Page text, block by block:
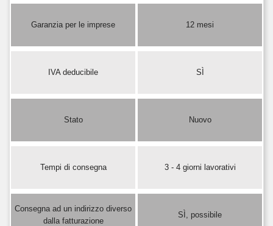
Garanzia per le imprese 12 mesi
IVA deducibile SÌ
Stato Nuovo
Tempi di consegna 3 - 4 giorni lavorativi
Consegna ad un indirizzo diverso
dalla fatturazione
SÌ, possibile